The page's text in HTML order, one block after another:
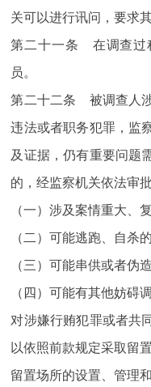
关可以进行讯问，要求
第二十一条 在调查过
员。
第二十二条 被调查人
违法或者职务犯罪，监
及证据，仍有重要问题
的，经监察机关依法审
（一）涉及案情重大、
（二）可能逃跑、自杀的
（三）可能串供或者伪
（四）可能有其他妨碍
对涉嫌行贿犯罪或者共
以依照前款规定采取留置
留置场所的设置、管理